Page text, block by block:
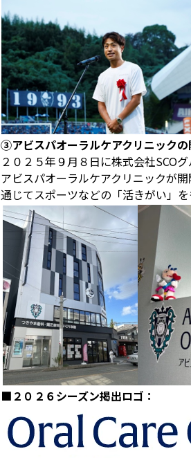
③アビスパオーラルケアクリニックの
２０２５年９月８日に株式会社SCO
アビスパオーラルケアクリニックが
通じてスポーツなどの「活きがい」
■２０２６シーズン掲出ロゴ：